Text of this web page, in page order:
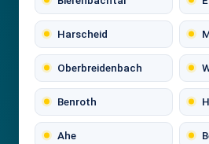
Harscheid
Oberbreidenbach
Benroth
Ahe